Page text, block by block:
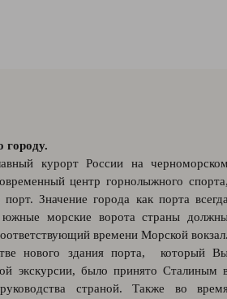
городу.
курорт России на
центр горнолыжного
Значение города как порта
морские ворота страны
времени Морской
нового здания порта, который
экскурсии, было принято Сталиным
страной. Также во